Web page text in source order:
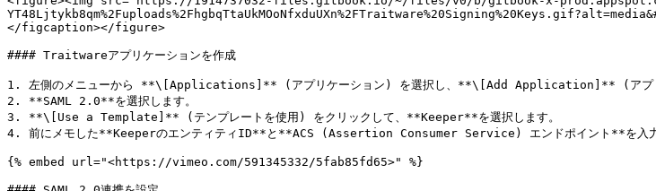
</figcaption></figure>
#### Traitwareアプリケーションを作成
1. 左側のメニューから **\[Applications]** (アプリケーション) を選択し、**\[Add Application]** (アプリケ
2. **SAML 2.0**を選択します。
3. **\[Use a Template]** (テンプレートを使用) をクリックして、**Keeper**を選択します。
4. 前にメモした**KeeperのエンティティID**と**ACS (Assertion Consumer Service) エンドポイント**を
{% embed url="<https://vimeo.com/591345332/5fab85fd65>" %}